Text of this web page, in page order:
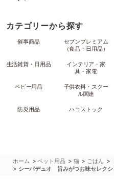
カテゴリーから探す
催事商品
セブンプレミアム
（食品・日用品）
生活雑貨・日用品
インテリア・家
具・家電
ベビー用品
子供衣料・スクー
ル関連
防災用品 ハコストック
ホーム >ペット用品 > 猫 > ごはん >
> シーバデュオ 旨みがつお味セレクシ